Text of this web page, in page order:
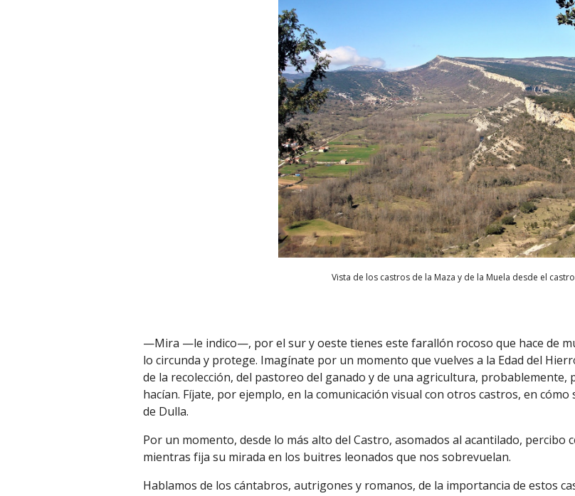
Vista de los castros de la Maza y de la Muela desde el
—Mira —le indico—, por el sur y oeste tienes este farallón rocoso que hace de
lo circunda y protege. Imagínate por un momento que vuelves a la Edad del
de la recolección, del pastoreo del ganado y de una agricultura, probablemente,
hacían. Fíjate, por ejemplo, en la comunicación visual con otros castros, en
de Dulla.
Por un momento, desde lo más alto del Castro, asomados al acantilado, percibo
mientras fija su mirada en los buitres leonados que nos sobrevuelan.
Hablamos de los cántabros, autrigones y romanos, de la importancia de estos